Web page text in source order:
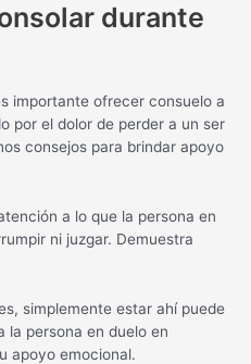
durante
importante ofrecer consuelo a
por el dolor de perder a un ser
consejos para brindar apoyo
a lo que la persona en
ni juzgar. Demuestra
simplemente estar ahí puede
la persona en duelo en
apoyo emocional.